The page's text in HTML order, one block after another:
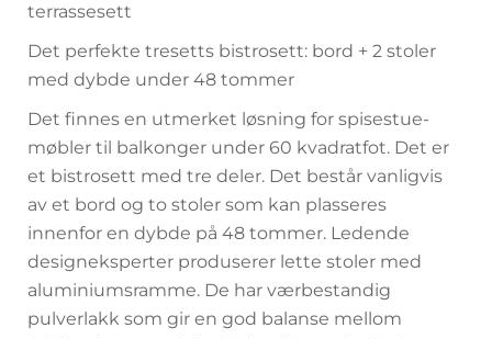
terrassesett
Det perfekte tresetts bistrosett: bord + 2 stoler
med dybde under 48 tommer
Det finnes en utmerket løsning for spisestue-
møbler til balkonger under 60 kvadratfot. Det er
et bistrosett med tre deler. Det består vanligvis
av et bord og to stoler som kan plasseres
innenfor en dybde på 48 tommer. Ledende
designeksperter produserer lette stoler med
aluminiumsramme. De har værbestandig
pulverlakk som gir en god balanse mellom